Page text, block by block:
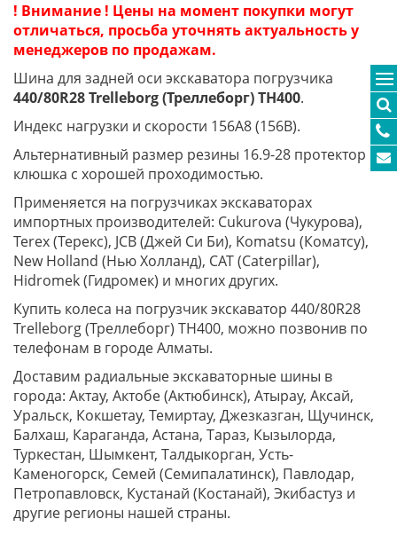
! Внимание ! Цены на момент покупки могут
отличаться, просьба уточнять актуальность у
менеджеров по продажам.
Шина для задней оси экскаватора погрузчика
440/80R28 Trelleborg (Треллеборг) TH400.
Индекс нагрузки и скорости 156A8 (156B).
Альтернативный размер резины 16.9-28 протектор
клюшка с хорошей проходимостью.
Применяется на погрузчиках экскаваторах
импортных производителей: Cukurova (Чукурова),
Terex (Терекс), JCB (Джей Си Би), Komatsu (Коматсу),
New Holland (Нью Холланд), CAT (Caterpillar),
Hidromek (Гидромек) и многих других.
Купить колеса на погрузчик экскаватор 440/80R28
Trelleborg (Треллеборг) TH400, можно позвонив по
телефонам в городе Алматы.
Доставим радиальные экскаваторные шины в
города: Актау, Актобе (Актюбинск), Атырау, Аксай,
Уральск, Кокшетау, Темиртау, Джезказган, Щучинск,
Балхаш, Караганда, Астана, Тараз, Кызылорда,
Туркестан, Шымкент, Талдыкорган, Усть-
Каменогорск, Семей (Семипалатинск), Павлодар,
Петропавловск, Кустанай (Костанай), Экибастуз и
другие регионы нашей страны.